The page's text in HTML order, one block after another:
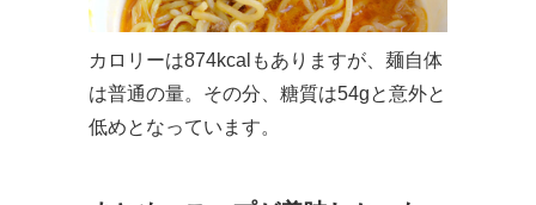
カロリーは874kcalもありますが、麺自体
は普通の量。その分、糖質は54gと意外と
低めとなっています。